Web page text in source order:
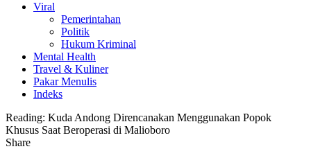
Viral
Pemerintahan
Politik
Hukum Kriminal
Mental Health
Travel & Kuliner
Pakar Menulis
Indeks
Reading: Kuda Andong Direncanakan Menggunakan Popok
Khusus Saat Beroperasi di Malioboro
Share